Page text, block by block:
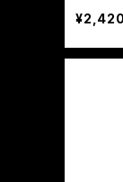
ー
¥2,420